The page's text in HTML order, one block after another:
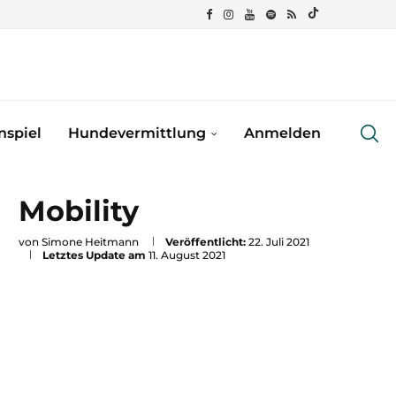
Hundevermittlung Anmelden
Mobility
von Simone Heitmann Veröffentlicht: 22. Juli 2021
Letztes Update am 11. August 2021